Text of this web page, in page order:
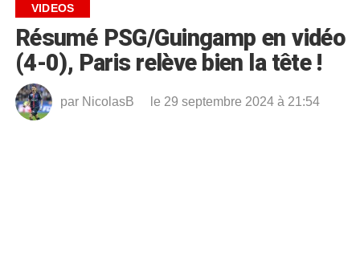
VIDEOS
Résumé PSG/Guingamp en vidéo
(4-0), Paris relève bien la tête !
par NicolasB le 29 septembre 2024 à 21:54